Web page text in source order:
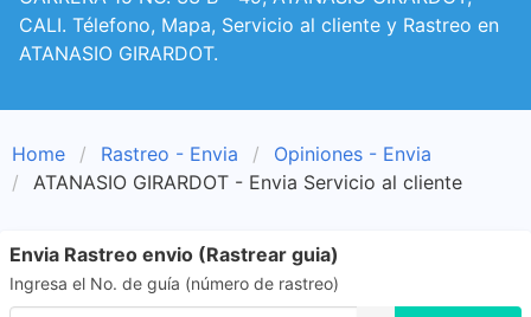
CALI. Télefono, Mapa, Servicio al cliente y Rastreo en
ATANASIO GIRARDOT.
Home Rastreo - Envia
Opiniones - Envia
ATANASIO GIRARDOT - Envia Servicio al cliente
Envia Rastreo envio (Rastrear guia)
Ingresa el No. de guía (número de rastreo)